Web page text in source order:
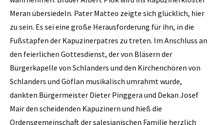
Meran übersiedeln. Pater Matteo zeigte sich glücklich, hier
zu sein. Es sei eine große Herausforderung für ihn, in die
Fußstapfen der Kapuzinerpatres zu treten. Im Anschluss an
den feierlichen Gottesdienst, der von Bläsern der
Bürgerkapelle von Schlanders und den Kirchenchören von
Schlanders und Göflan musikalisch umrahmt wurde,
dankten Bürgermeister Dieter Pinggera und Dekan Josef
Mair den scheidenden Kapuzinern und hieß die
Ordensgemeinschaft der salesianischen Familie herzlich